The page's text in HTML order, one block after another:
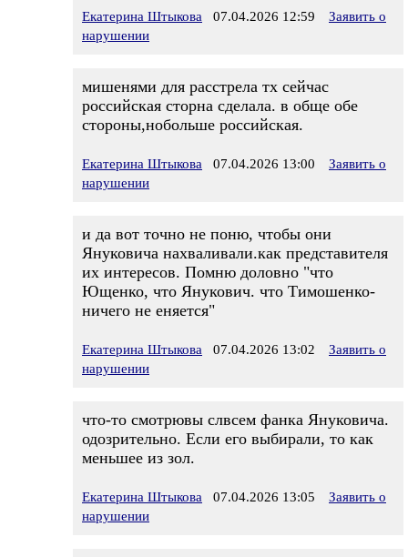
Екатерина Штыкова 07.04.2026 12:59
Заявить о
нарушении
мишенями для расстрела тх сейчас
российская сторна сделала. в обще обе
стороны,нобольше российская.
Екатерина Штыкова 07.04.2026 13:00
Заявить о
нарушении
и да вот точно не поню, чтобы они
Януковича нахваливали.как представителя
их интересов. Помню доловно "что
Ющенко, что Янукович. что Тимошенко-
ничего не еняется"
Екатерина Штыкова 07.04.2026 13:02
Заявить о
нарушении
что-то смотрювы слвсем фанка Януковича.
одозрительно. Если его выбирали, то как
меньшее из зол.
Екатерина Штыкова 07.04.2026 13:05
Заявить о
нарушении